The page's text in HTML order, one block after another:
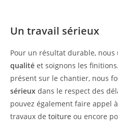
Un travail sérieux
Pour un résultat durable, nous
qualité et soignons les
présent sur le chantier, nous
sérieux dans le respect des
pouvez également faire appel
travaux de toiture ou encore